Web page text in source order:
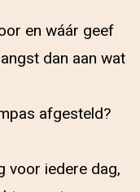
en wáár geef
dan aan wat
afgesteld?
voor iedere dag,